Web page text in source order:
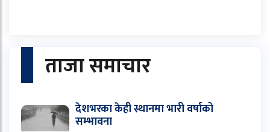
ताजा समाचार
देशभरका केही स्थानमा भारी वर्षाको
सम्भावना